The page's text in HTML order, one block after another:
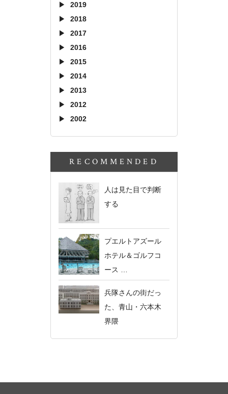
2019
2018
2017
2016
2015
2014
2013
2012
2002
RECOMMENDED
人は見た目で判断
する
プエルトアズール
ホテル＆ゴルフコ
ース …
兵隊さんの街だっ
た、青山・六本木
界隈